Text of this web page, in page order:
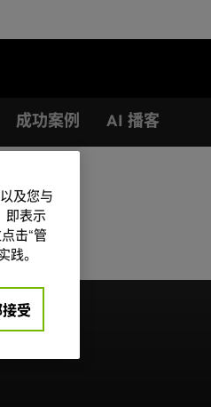
成功案例 AI 播客
及您与
即表示
击“管
践。
受